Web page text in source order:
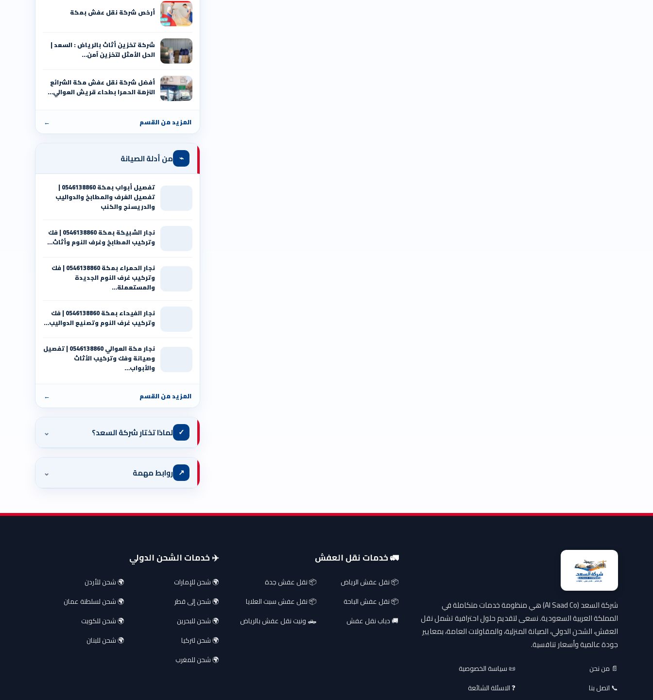
أرخص شركة نقل عفش بمكة
شركة تخزين أثاث بالرياض : السعد |
الحل الأمثل لتخزين آمن…
أفضل شركة نقل عفش مكة الشرائع
النزهة الحمرا بطحاء قريش العوالي…
المزيد من القسم ←
⌁ من أدلة الصيانة
تفصيل أبواب بمكة 0546138860 |
تفصيل الغرف والمطابخ والدواليب
والدريسنج والكنب
نجار الشبيكة بمكة 0546138860⁩ | فك
وتركيب المطابخ وغرف النوم وأثاث…
نجار الحمراء بمكة 0546138860⁩ | فك
وتركيب غرف النوم الجديدة
والمستعملة…
نجار الفيحاء بمكة 0546138860⁩ | فك
وتركيب غرف النوم وتصنيع الدواليب…
نجار مكة العوالي 0546138860⁩ | تفصيل
وصيانة وفك وتركيب الأثاث
والأبواب…
المزيد من القسم ←
✓ لماذا تختار شركة السعد؟ ⌄
↗ روابط مهمة ⌄
شركة السعد (Al Saad Co) هي منظومة خدمات متكاملة في
المملكة العربية السعودية. نسعى لتقديم حلول احترافية تشمل نقل
العفش، الشحن الدولي، الصيانة المنزلية، والمقاولات العامة، بمعايير
جودة عالمية وأسعار تنافسية.
📄 من نحن
📜 سياسة الخصوصية
📞 اتصل بنا
❓ الاسئلة الشائعة
🚛 خدمات نقل العفش
📦 نقل عفش الرياض
📦 نقل عفش جدة
📦 نقل عفش الباحة
📦 نقل عفش سبت العلايا
🚚 دباب نقل عفش
🛻 ونيت نقل عفش بالرياض
✈️ خدمات الشحن الدولي
🌍 شحن للإمارات
🌍 شحن للأردن
🌍 شحن إلى قطر
🌍 شحن لسلطنة عمان
🌍 شحن للبحرين
🌍 شحن للكويت
🌍 شحن لتركيا
🌍 شحن للبنان
🌍 شحن للمغرب